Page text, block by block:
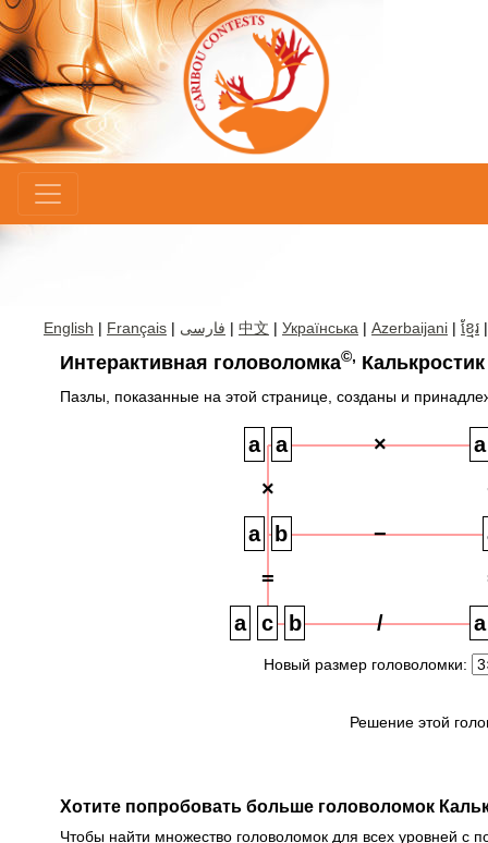
English | Français | فارسی | 中文 | Українська | Azerbaijani | ខ្មែរ
Интерактивная головоломка©, Калькростик
Пазлы, показанные на этой странице, созданы и
×
×
−
=
/
Новый размер головоломки:
Решение этой
Хотите попробовать больше головоломок
Чтобы найти множество головоломок для всех уровней с